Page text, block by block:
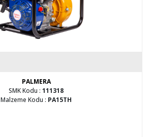
PALMERA
SMK Kodu : 111318
Malzeme Kodu : PA15TH